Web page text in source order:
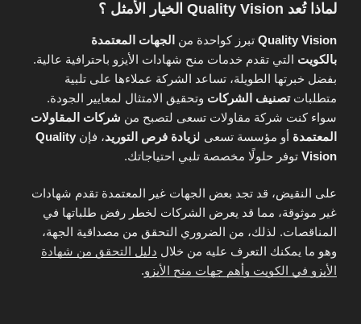
لماذا تُعد Quality Vision الخيار الأمثل ؟
Quality Vision تبرز كواحدة من الجهات المعتمدة
بالكويت التي تقدم خدمات منح شهادات الأيزو باحترافية عالية.
بفضل خبرتها الطويلة، تساعد الشركة عملاءها على تلبية
متطلباتتصنيف الشركات وتحقيق الامتثال لمعايير الجودة.
سواء كنت شركة مقاولات تسعى لتصبح من شركات المقاولات
المعتمدة أو مؤسسة تسعى لزيادة فرص التوريد، فإن Quality
Vision توفر حلولًا مخصصة تلبي احتياجاتك.
على النقيض، قد تجد بعض الجهات غير المعتمدة تقدم شهادات
غير موثوقة، مما قد يعرض الشركات لخطر رفض طلباتها في
المناقصات. لذلك، من الضروري التحقق من مصداقية الجهة،
وهو ما يمكنك التعرف عليه من خلال دليل التحقق من شهادة
الأيزو في الكويت وأهم جهات منح الأيزو.